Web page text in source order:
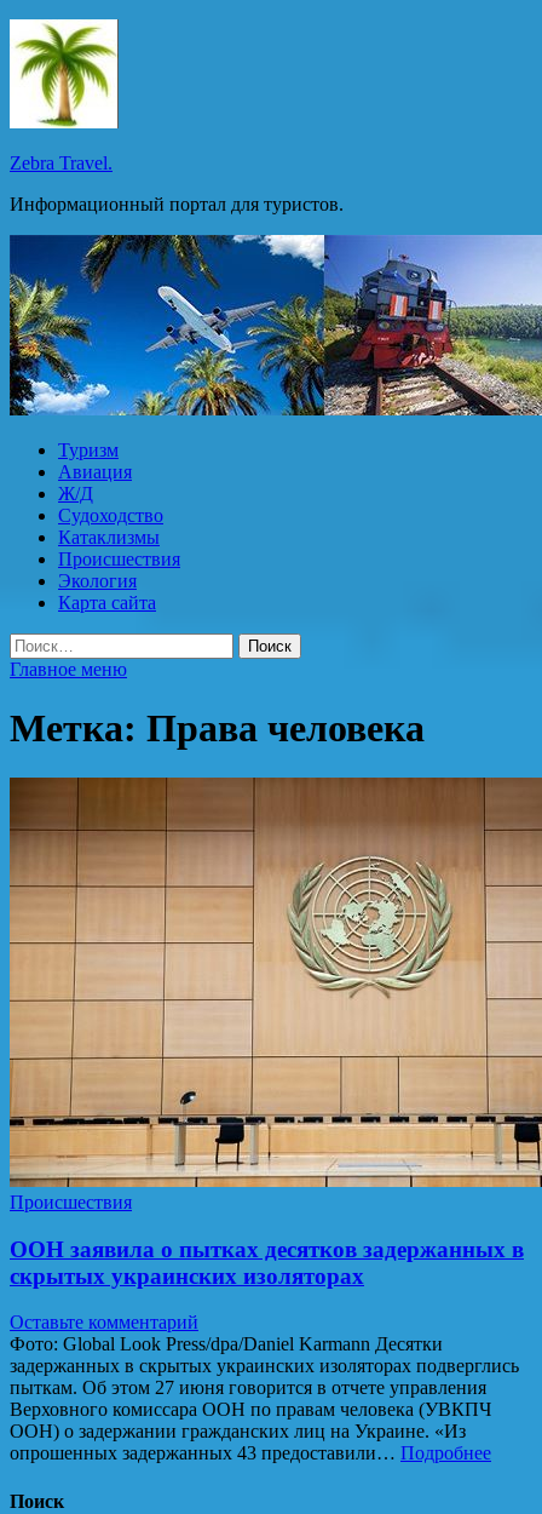
Перейти
к
содержимому
Zebra Travel.
Информационный портал для туристов.
Туризм
Авиация
Ж/Д
Судоходство
Катаклизмы
Происшествия
Экология
Карта сайта
Найти:
Главное меню
Метка: Права человека
Происшествия
ООН заявила о пытках десятков задержанных в
скрытых украинских изоляторах
Оставьте комментарий
Фото: Global Look Press/dpa/Daniel Karmann Десятки
задержанных в скрытых украинских изоляторах подверглись
пыткам. Об этом 27 июня говорится в отчете управления
Верховного комиссара ООН по правам человека (УВКПЧ
ООН) о задержании гражданских лиц на Украине. «Из
опрошенных задержанных 43 предоставили… Подробнее
Поиск